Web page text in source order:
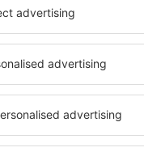
Vedeţi mai multe oferte